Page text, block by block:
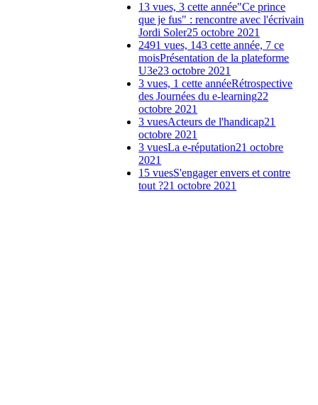
13 vues, 3 cette année"Ce prince
que je fus" : rencontre avec l'écrivain
Jordi Soler25 octobre 2021
2491 vues, 143 cette année, 7 ce
moisPrésentation de la plateforme
U3e23 octobre 2021
3 vues, 1 cette annéeRétrospective
des Journées du e-learning22
octobre 2021
3 vuesActeurs de l'handicap21
octobre 2021
3 vuesLa e-réputation21 octobre
2021
15 vuesS'engager envers et contre
tout ?21 octobre 2021